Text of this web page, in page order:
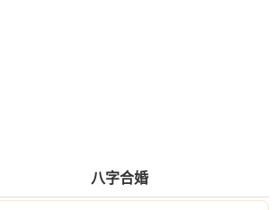
八字合婚